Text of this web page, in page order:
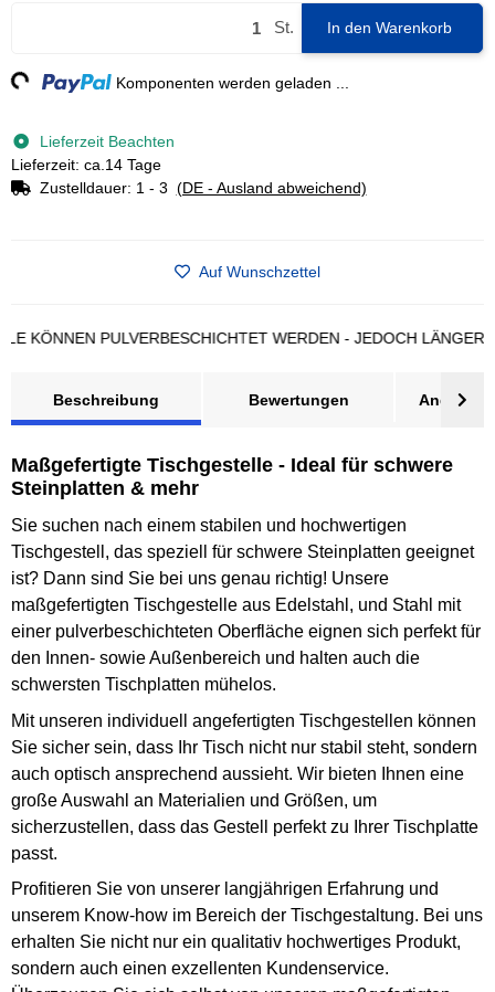
St. In den Warenkorb
Komponenten werden geladen ...
Lieferzeit Beachten
Lieferzeit: ca.14 Tage
Zustelldauer: 1 - 3 (DE - Ausland abweichend)
Auf Wunschzettel
PULVERBESCHICHTET WERDEN - JEDOCH LÄNGERE
Beschreibung Bewertungen Angebot
Maßgefertigte Tischgestelle - Ideal für schwere
Steinplatten & mehr
Sie suchen nach einem stabilen und hochwertigen
Tischgestell, das speziell für schwere Steinplatten geeignet
ist? Dann sind Sie bei uns genau richtig! Unsere
maßgefertigten Tischgestelle aus Edelstahl, und Stahl mit
einer pulverbeschichteten Oberfläche eignen sich perfekt für
den Innen- sowie Außenbereich und halten auch die
schwersten Tischplatten mühelos.
Mit unseren individuell angefertigten Tischgestellen können
Sie sicher sein, dass Ihr Tisch nicht nur stabil steht, sondern
auch optisch ansprechend aussieht. Wir bieten Ihnen eine
große Auswahl an Materialien und Größen, um
sicherzustellen, dass das Gestell perfekt zu Ihrer Tischplatte
passt.
Profitieren Sie von unserer langjährigen Erfahrung und
unserem Know-how im Bereich der Tischgestaltung. Bei uns
erhalten Sie nicht nur ein qualitativ hochwertiges Produkt,
sondern auch einen exzellenten Kundenservice.